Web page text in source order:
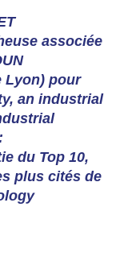
associée
Lyon) pour
an industrial
du Top 10,
plus cités de